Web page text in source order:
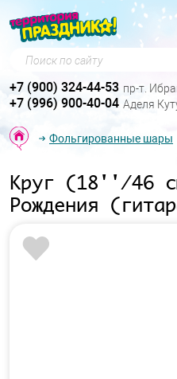
Поиск по сайту
+7 (900) 324-44-53 пр-т.
+7 (996) 900-40-04 Аделя
Фольгированные шары
Круг (18''/46
Рождения